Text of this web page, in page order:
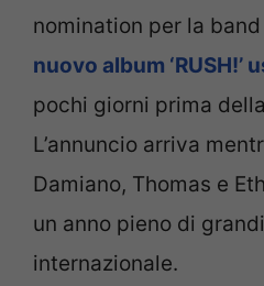
nomination per la
nuovo album ‘RUSH!’
pochi giorni prima
L’annuncio arriva
Damiano, Thomas e
un anno pieno di
internazionale.